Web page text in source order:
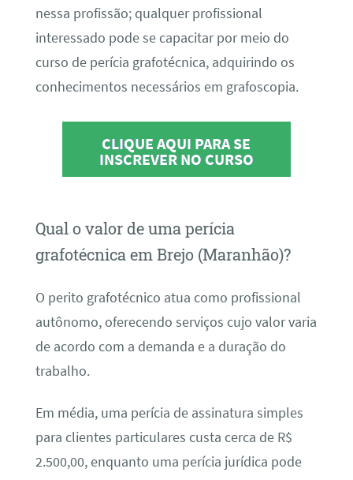
nessa profissão; qualquer profissional
interessado pode se capacitar por meio do
curso de perícia grafotécnica, adquirindo os
conhecimentos necessários em grafoscopia.
CLIQUE AQUI PARA SE
INSCREVER NO CURSO
Qual o valor de uma perícia
grafotécnica em Brejo (Maranhão)?
O perito grafotécnico atua como profissional
autônomo, oferecendo serviços cujo valor varia
de acordo com a demanda e a duração do
trabalho.
Em média, uma perícia de assinatura simples
para clientes particulares custa cerca de R$
2.500,00, enquanto uma perícia jurídica pode